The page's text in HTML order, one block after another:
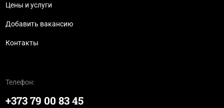
Цены и услуги
Добавить вакансию
Контакты
Телефон:
+373 79 00 83 45